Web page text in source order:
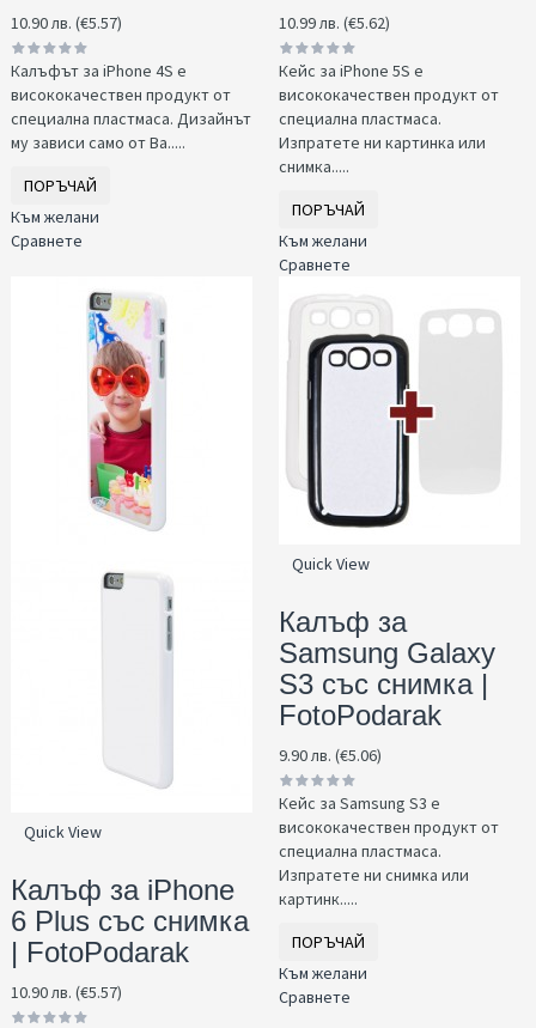
10.90 лв. (€5.57)
Калъфът за iPhone 4S е
висококачествен продукт от
специална пластмаса. Дизайнът
му зависи само от Ва.....
ПОРЪЧАЙ
Към желани
Сравнете
10.99 лв. (€5.62)
Кейс за iPhone 5S е
висококачествен продукт от
специална пластмаса.
Изпратете ни картинка или
снимка.....
ПОРЪЧАЙ
Към желани
Сравнете
Quick View
Калъф за iPhone
6 Plus със снимка
| FotoPodarak
10.90 лв. (€5.57)
Quick View
Калъф за
Samsung Galaxy
S3 със снимка |
FotoPodarak
9.90 лв. (€5.06)
Кейс за Samsung S3 е
висококачествен продукт от
специална пластмаса.
Изпратете ни снимка или
картинк.....
ПОРЪЧАЙ
Към желани
Сравнете